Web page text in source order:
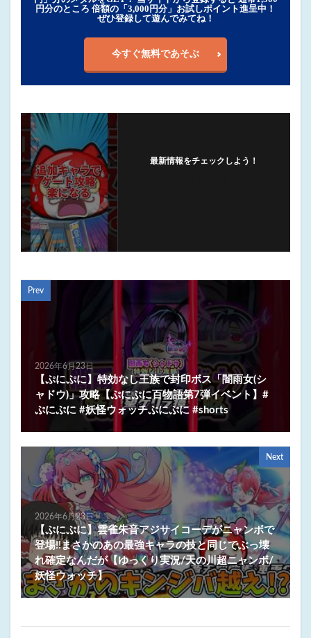
円分のところ 倍額の「3,000円分」お試しポイント進呈中！
ぜひ登録して遊んでみてね！
今すぐ無料であそぶ
最新情報をチェックしよう！
Prev
2026年6月23日
【ぷにぷに】特効なし王族で封印ボス「闇雨女(シ
ャドウ)」攻略【ぷにぷに百物語第7弾イベント】#
ぷにぷに #妖怪ウォッチぷにぷに #shorts
Next
2026年6月23日
【ぷにぷに】雲雀朱音アジサイコーデがニャンボで
登場!!まさかのあの最強キャラの技と同じでぶっ壊
れ確定なんだが【ゆっくり実況/天の川超ニャンボ/
妖怪ウォッチ】